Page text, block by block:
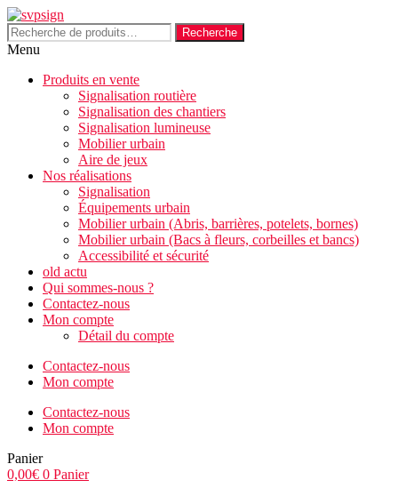
Aller
au
contenu
Recherche
pour :
Recherche
Menu
Produits en vente
Signalisation routière
Signalisation des chantiers
Signalisation lumineuse
Mobilier urbain
Aire de jeux
Nos réalisations
Signalisation
Équipements urbain
Mobilier urbain (Abris, barrières, potelets, bornes)
Mobilier urbain (Bacs à fleurs, corbeilles et bancs)
Accessibilité et sécurité
old actu
Qui sommes-nous ?
Contactez-nous
Mon compte
Détail du compte
Contactez-nous
Mon compte
Contactez-nous
Mon compte
Panier
0,00€ 0 Panier